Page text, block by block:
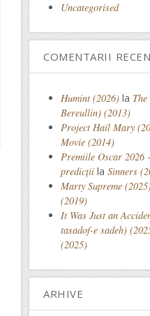
Uncategorised
COMENTARII
Humint (2026) la
Bereullin) (2013)
Project Hail Mary
Movie (2014)
Premiile Oscar
predicții la Sinners
Marty Supreme
(2019)
It Was Just an
tasadof-e sadeh)
(2025)
ARHIVE